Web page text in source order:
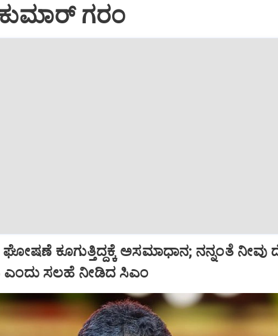
ಗರಂ
ಕೂಗುತ್ತಿದ್ದಕ್ಕೆ ಅಸಮಾಧಾನ; ನನ್ನಂತೆ ನೀವು
ಎಂದು ಸಲಹೆ ನೀಡಿದ ಸಿಎಂ